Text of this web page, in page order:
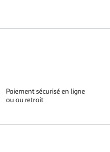
Paiement sécurisé en ligne
ou au retrait